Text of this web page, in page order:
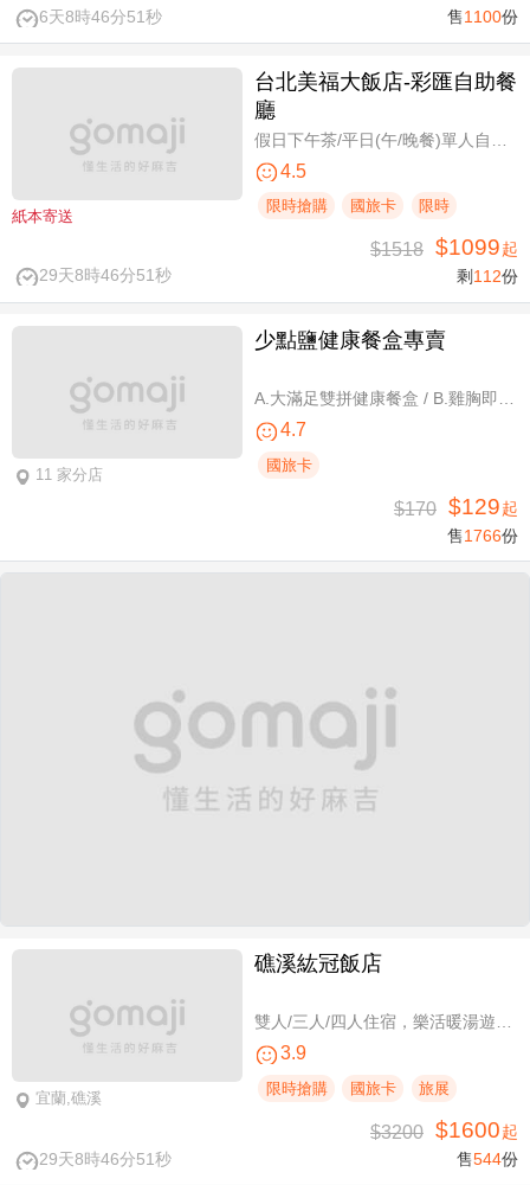
6天8時46分50秒 售1100份
紙本寄送
台北美福大飯店-彩匯自助餐
廳
4.5
限時搶購 國旅卡 限時
29天8時46分50秒
$1518 $1099起
剩 112份
11 家分店
少點鹽健康餐盒專賣
4.7
國旅卡
$170 $129起
售1766份
宜蘭,礁溪
礁溪紘冠飯店
3.9
限時搶購 國旅卡 旅展
29天8時46分50秒
$3200 $1600起
售544份